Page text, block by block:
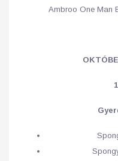
Ambroo One Man